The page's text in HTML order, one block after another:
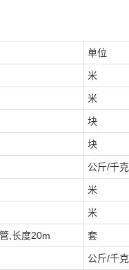
单位
米
米
块
块
公斤/千克
米
米
,长度20m 套
公斤/千克